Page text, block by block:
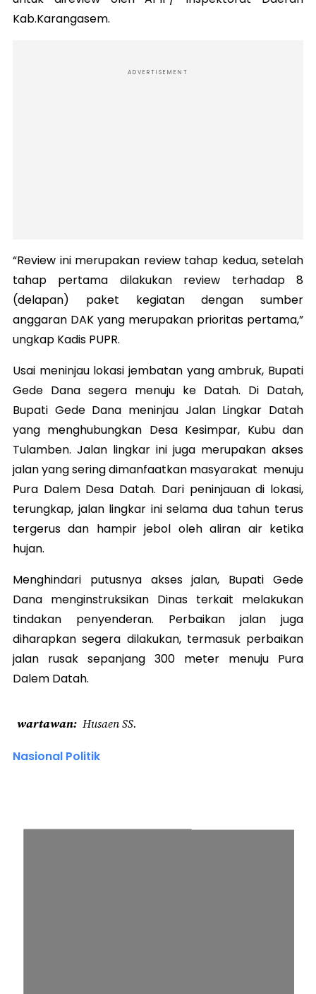
Kab.Karangasem.
ADVERTISEMENT
“Review ini merupakan review tahap kedua, setelah
tahap pertama dilakukan review terhadap 8
(delapan) paket kegiatan dengan sumber
anggaran DAK yang merupakan prioritas pertama,”
ungkap Kadis PUPR.
Usai meninjau lokasi jembatan yang ambruk, Bupati
Gede Dana segera menuju ke Datah. Di Datah,
Bupati Gede Dana meninjau Jalan Lingkar Datah
yang menghubungkan Desa Kesimpar, Kubu dan
Tulamben. Jalan lingkar ini juga merupakan akses
jalan yang sering dimanfaatkan masyarakat menuju
Pura Dalem Desa Datah. Dari peninjauan di lokasi,
terungkap, jalan lingkar ini selama dua tahun terus
tergerus dan hampir jebol oleh aliran air ketika
hujan.
Menghindari putusnya akses jalan, Bupati Gede
Dana menginstruksikan Dinas terkait melakukan
tindakan penyenderan. Perbaikan jalan juga
diharapkan segera dilakukan, termasuk perbaikan
jalan rusak sepanjang 300 meter menuju Pura
Dalem Datah.
wartawan Husaen SS.
Nasional Politik